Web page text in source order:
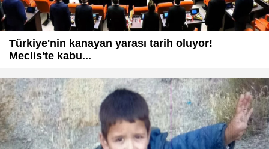
Türkiye'nin kanayan yarası tarih oluyor!
Meclis'te kabu...